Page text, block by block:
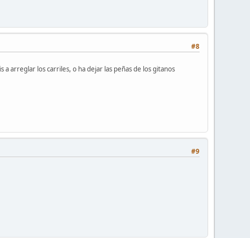
#8
a arreglar los carriles, o ha dejar las peñas de los gitanos
#9